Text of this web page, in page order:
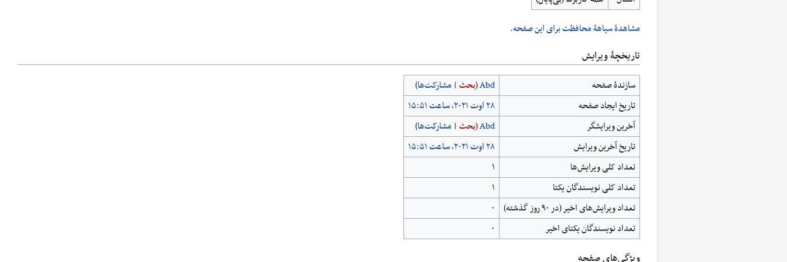
مشاهدۀ سیاهۀ محافظت برای این صفحه.
تاریخچۀ ویرایش
سازندۀ صفحه Abd
(بحث | مشارکت‌ها)
تاریخ ایجاد صفحه
آخرین ویرایشگر
Abd
(بحث | مشارکت‌ها)
تاریخ آخرین ویرایش
تعداد کلی ویرایش‌ها
۱
تعداد کلی نویسندگان یکتا
۱
تعداد ویرایش‌های اخیر (در ۹۰ روز گذشته)
۰
تعداد نویسندگان یکتای اخیر
۰
ويژگی‌های صفحه